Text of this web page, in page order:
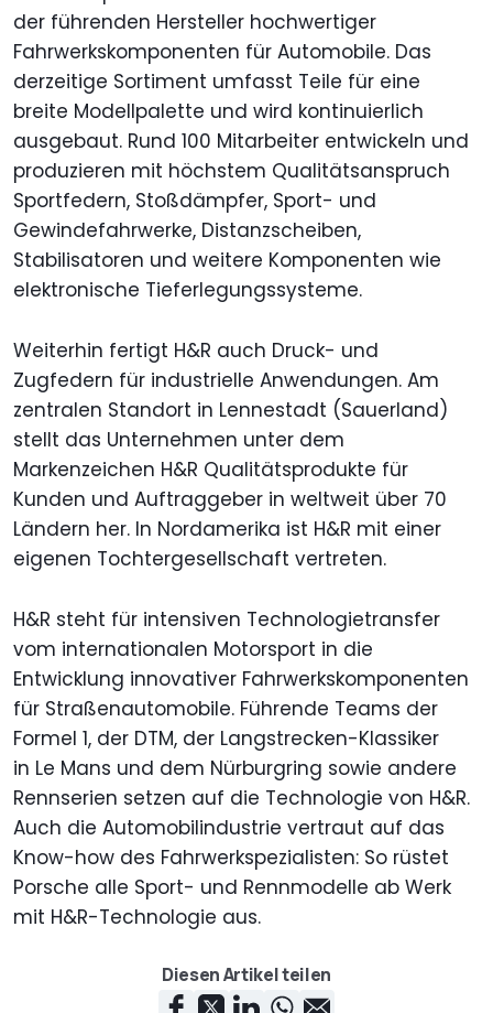
der führenden Hersteller hochwertiger
Fahrwerkskomponenten für Automobile. Das
derzeitige Sortiment umfasst Teile für eine
breite Modellpalette und wird kontinuierlich
ausgebaut. Rund 100 Mitarbeiter entwickeln und
produzieren mit höchstem Qualitätsanspruch
Sportfedern, Stoßdämpfer, Sport- und
Gewindefahrwerke, Distanzscheiben,
Stabilisatoren und weitere Komponenten wie
elektronische Tieferlegungssysteme.
Weiterhin fertigt H&R auch Druck- und
Zugfedern für industrielle Anwendungen. Am
zentralen Standort in Lennestadt (Sauerland)
stellt das Unternehmen unter dem
Markenzeichen H&R Qualitätsprodukte für
Kunden und Auftraggeber in weltweit über 70
Ländern her. In Nordamerika ist H&R mit einer
eigenen Tochtergesellschaft vertreten.
H&R steht für intensiven Technologietransfer
vom internationalen Motorsport in die
Entwicklung innovativer Fahrwerkskomponenten
für Straßenautomobile. Führende Teams der
Formel 1, der DTM, der Langstrecken-Klassiker
in Le Mans und dem Nürburgring sowie andere
Rennserien setzen auf die Technologie von H&R.
Auch die Automobilindustrie vertraut auf das
Know-how des Fahrwerkspezialisten: So rüstet
Porsche alle Sport- und Rennmodelle ab Werk
mit H&R-Technologie aus.
Diesen Artikel teilen